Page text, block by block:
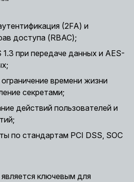
(2FA) и
доступа (RBAC);
при передаче данных и AES-
времени жизни
секретами;
действий пользователей и
по стандартам PCI DSS, SOC
ключевым для